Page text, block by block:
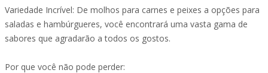
Variedade Incrível: De molhos para carnes e peixes a opções para
saladas e hambúrgueres, você encontrará uma vasta gama de
sabores que agradarão a todos os gostos.
Por que você não pode perder: